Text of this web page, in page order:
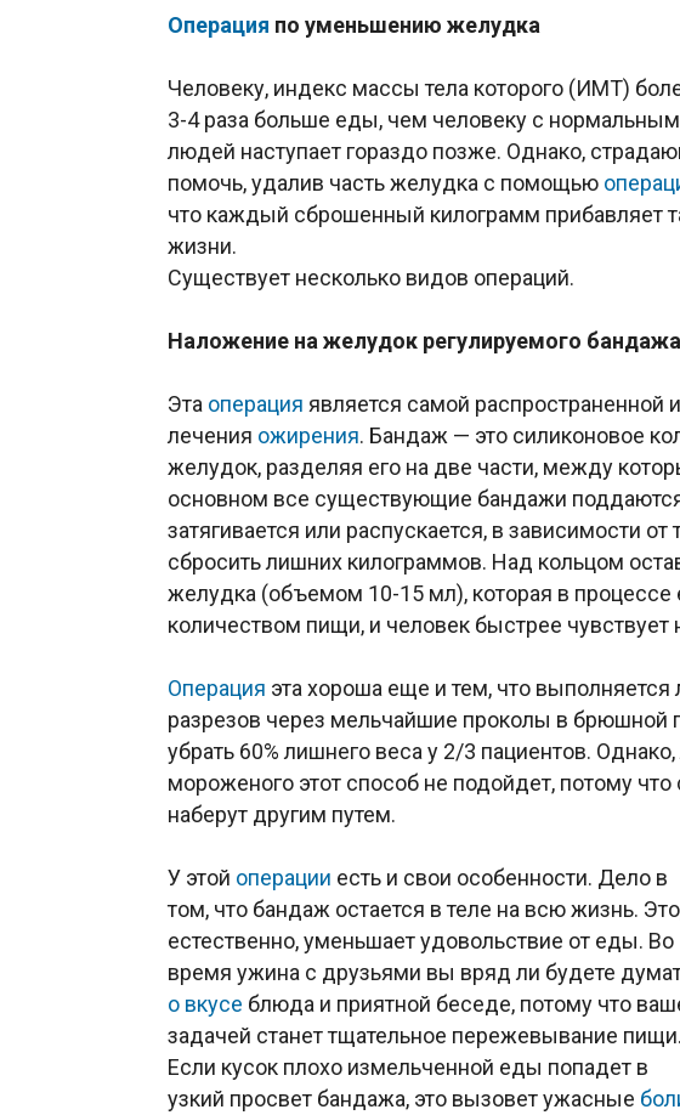
Операция по уменьшению желудка
Человеку, индекс массы тела которого (ИМТ)
3-4 раза больше еды, чем человеку с
людей наступает гораздо позже. Однако,
помочь, удалив часть желудка с помощью
что каждый сброшенный килограмм прибавляет
жизни.
Существует несколько видов операций.
Наложение на желудок регулируемого бандажа
Эта операция является самой распространенной
лечения ожирения. Бандаж — это силиконовое
желудок, разделяя его на две части, между
основном все существующие бандажи
затягивается или распускается, в зависимости
сбросить лишних килограммов. Над кольцом
желудка (объемом 10-15 мл), которая в
количеством пищи, и человек быстрее
Операция эта хороша еще и тем, что
разрезов через мельчайшие проколы в брюшной
убрать 60% лишнего веса у 2/3 пациентов.
мороженого этот способ не подойдет, потому
наберут другим путем.
У этой операции есть и свои особенности. Дело в
том, что бандаж остается в теле на всю жизнь.
естественно, уменьшает удовольствие от еды. Во
время ужина с друзьями вы вряд ли будете
о вкусе блюда и приятной беседе, потому что
задачей станет тщательное пережевывание пищи.
Если кусок плохо измельченной еды попадет в
узкий просвет бандажа, это вызовет ужасные